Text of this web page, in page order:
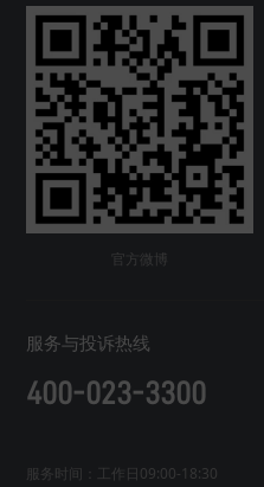
官方微博
服务与投诉热线
400-023-3300
服务时间：工作日09:00-18:30